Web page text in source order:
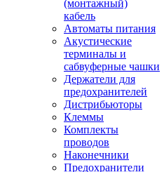
(монтажный)
кабель
Автоматы питания
Акустические
терминалы и
сабвуферные чашки
Держатели для
предохранителей
Дистрибьюторы
Клеммы
Комплекты
проводов
Наконечники
Предохранители